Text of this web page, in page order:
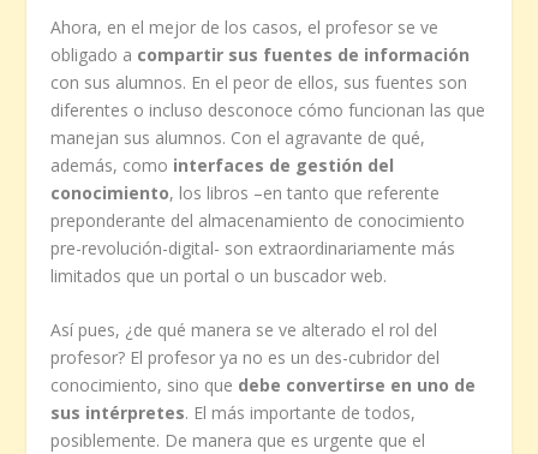
Ahora, en el mejor de los casos, el profesor se ve
obligado a compartir sus fuentes de información
con sus alumnos. En el peor de ellos, sus fuentes son
diferentes o incluso desconoce cómo funcionan las que
manejan sus alumnos. Con el agravante de qué,
además, como interfaces de gestión del
conocimiento, los libros –en tanto que referente
preponderante del almacenamiento de conocimiento
pre-revolución-digital- son extraordinariamente más
limitados que un portal o un buscador web.
Así pues, ¿de qué manera se ve alterado el rol del
profesor? El profesor ya no es un des-cubridor del
conocimiento, sino que debe convertirse en uno de
sus intérpretes. El más importante de todos,
posiblemente. De manera que es urgente que el